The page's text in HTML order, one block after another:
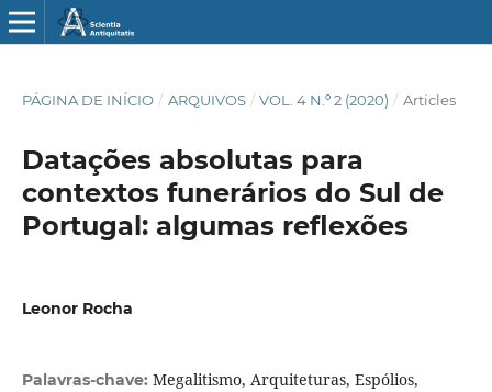
PÁGINA DE INÍCIO / ARQUIVOS / VOL. 4 N.º 2 (2020) / Articles
Datações absolutas para
contextos funerários do Sul de
Portugal: algumas reflexões
Leonor Rocha
Palavras-chave: Megalitismo, Arquiteturas, Espólios,